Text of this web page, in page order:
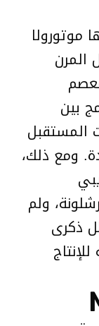
موتورولا
المرن
بين
ومع ذلك،
ولم
ذكرى